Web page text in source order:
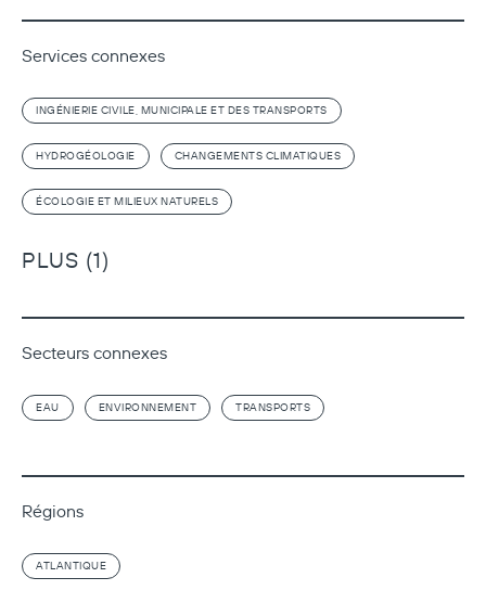
Services connexes
INGÉNIERIE CIVILE, MUNICIPALE ET DES TRANSPORTS
HYDROGÉOLOGIE CHANGEMENTS CLIMATIQUES
ÉCOLOGIE ET MILIEUX NATURELS
PLUS (1)
Secteurs connexes
EAU ENVIRONNEMENT TRANSPORTS
Régions
ATLANTIQUE